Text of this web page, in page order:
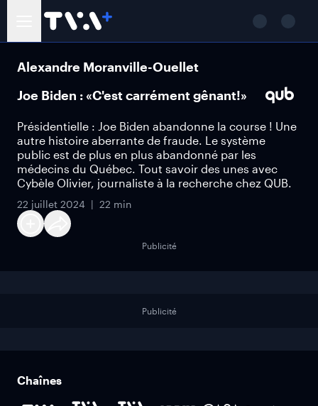
Alexandre Moranville-Ouellet
Joe Biden : «C'est carrément gênant!»
Présidentielle : Joe Biden abandonne la course ! Une
autre histoire aberrante de fraude. Le système
public est de plus en plus abandonné par les
médecins du Québec. Tout savoir des unes avec
Cybèle Olivier, journaliste à la recherche chez QUB.
22 juillet 2024 22 min
Publicité
Publicité
Chaînes